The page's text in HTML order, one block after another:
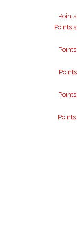
Points